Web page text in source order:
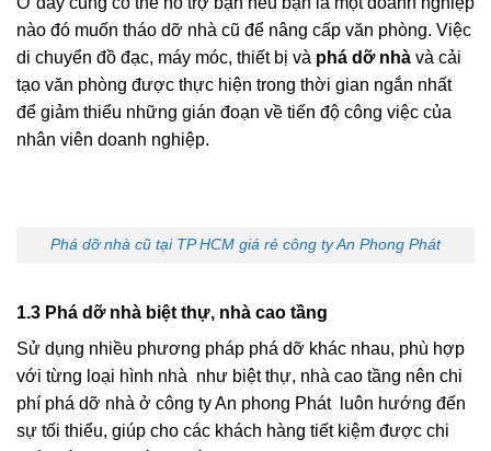
nào đó muốn tháo dỡ nhà cũ để nâng cấp văn phòng. Việc
di chuyển đồ đạc, máy móc, thiết bị và phá dỡ nhà và cải
tạo văn phòng được thực hiện trong thời gian ngắn nhất
để giảm thiểu những gián đoạn về tiến độ công việc của
nhân viên doanh nghiệp.
Phá dỡ nhà cũ tại TP HCM giá rẻ công ty An Phong Phát
1.3 Phá dỡ nhà biệt thự, nhà cao tầng
Sử dụng nhiều phương pháp phá dỡ khác nhau, phù hợp
với từng loại hình nhà như biệt thự, nhà cao tầng nên chi
phí phá dỡ nhà ở công ty An phong Phát luôn hướng đến
sự tối thiểu, giúp cho các khách hàng tiết kiệm được chi